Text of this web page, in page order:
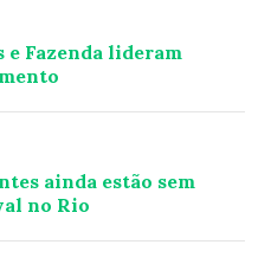
e Fazenda lideram
ainda estão sem
no Rio